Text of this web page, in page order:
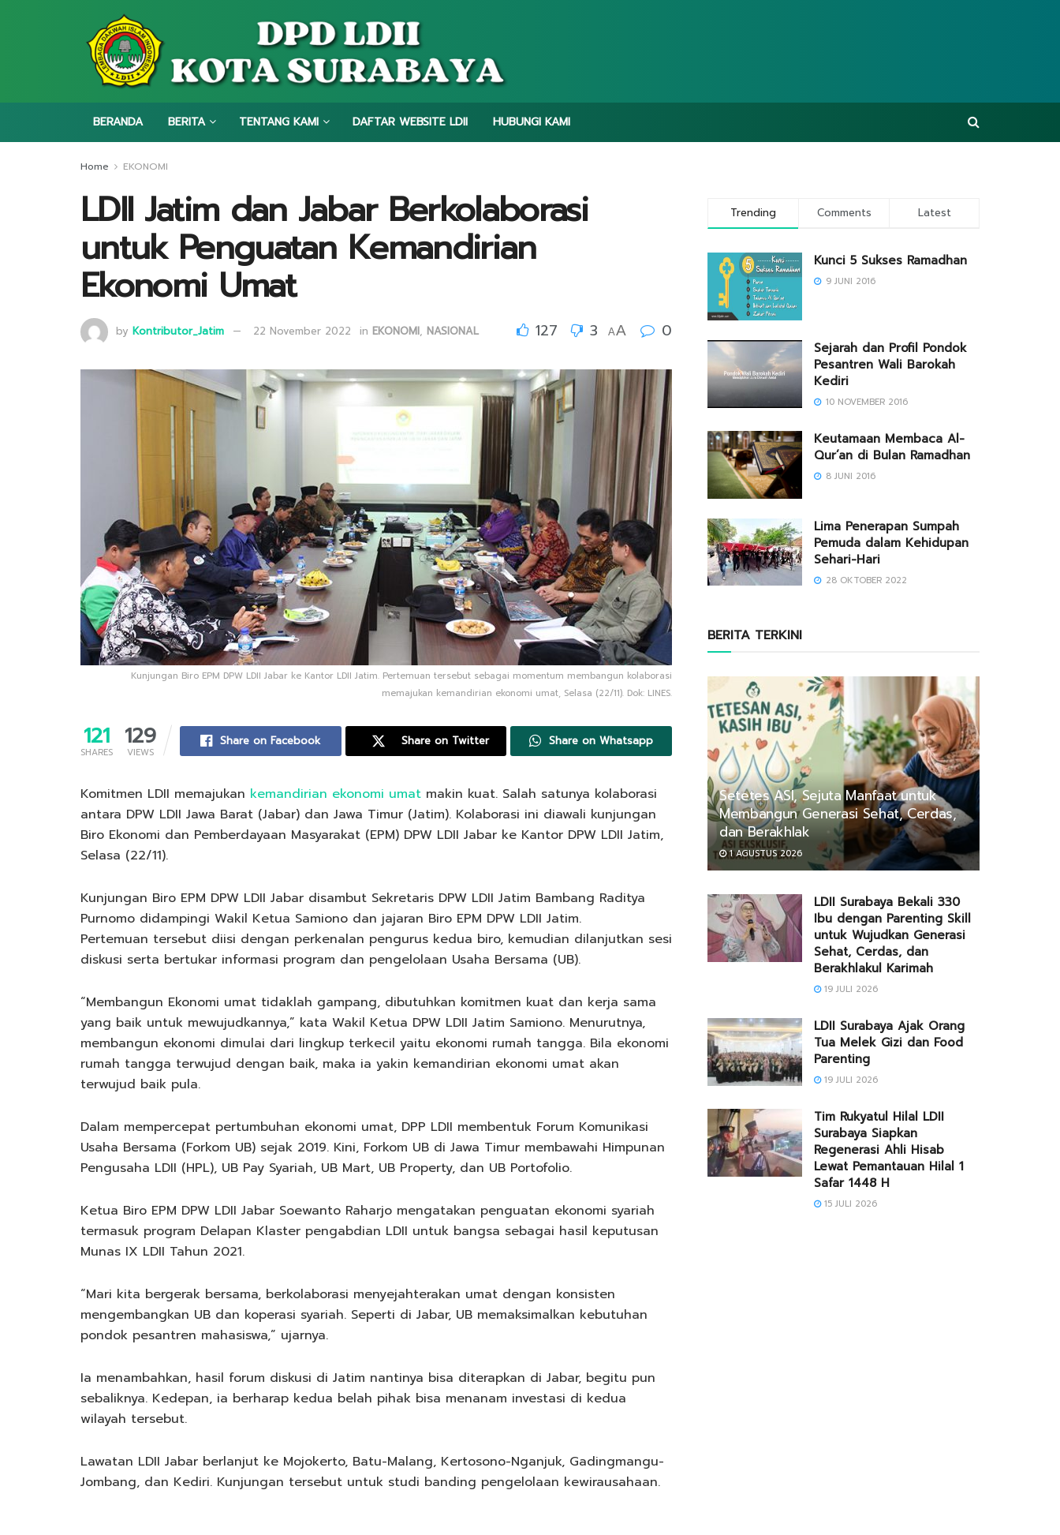
BERANDA BERITA TENTANG KAMI DAFTAR WEBSITE LDII HUBUNGI KAMI
Home EKONOMI
LDII Jatim dan Jabar Berkolaborasi
untuk Penguatan Kemandirian
Ekonomi Umat
by Kontributor_Jatim 22 November 2022 in EKONOMI, NASIONAL 127 3 AA 0
Kunjungan Biro EPM DPW LDII Jabar ke Kantor LDII Jatim. Pertemuan tersebut sebagai momentum membangun kolaborasi
memajukan kemandirian ekonomi umat, Selasa (22/11). Dok: LINES.
121
SHARES
129
VIEWS
Share on Facebook Share on Twitter Share on Whatsapp
Komitmen LDII memajukan kemandirian ekonomi umat makin kuat. Salah satunya kolaborasi
antara DPW LDII Jawa Barat (Jabar) dan Jawa Timur (Jatim). Kolaborasi ini diawali kunjungan
Biro Ekonomi dan Pemberdayaan Masyarakat (EPM) DPW LDII Jabar ke Kantor DPW LDII Jatim,
Selasa (22/11).
Kunjungan Biro EPM DPW LDII Jabar disambut Sekretaris DPW LDII Jatim Bambang Raditya
Purnomo didampingi Wakil Ketua Samiono dan jajaran Biro EPM DPW LDII Jatim.
Pertemuan tersebut diisi dengan perkenalan pengurus kedua biro, kemudian dilanjutkan sesi
diskusi serta bertukar informasi program dan pengelolaan Usaha Bersama (UB).
“Membangun Ekonomi umat tidaklah gampang, dibutuhkan komitmen kuat dan kerja sama
yang baik untuk mewujudkannya,” kata Wakil Ketua DPW LDII Jatim Samiono. Menurutnya,
membangun ekonomi dimulai dari lingkup terkecil yaitu ekonomi rumah tangga. Bila ekonomi
rumah tangga terwujud dengan baik, maka ia yakin kemandirian ekonomi umat akan
terwujud baik pula.
Dalam mempercepat pertumbuhan ekonomi umat, DPP LDII membentuk Forum Komunikasi
Usaha Bersama (Forkom UB) sejak 2019. Kini, Forkom UB di Jawa Timur membawahi Himpunan
Pengusaha LDII (HPL), UB Pay Syariah, UB Mart, UB Property, dan UB Portofolio.
Ketua Biro EPM DPW LDII Jabar Soewanto Raharjo mengatakan penguatan ekonomi syariah
termasuk program Delapan Klaster pengabdian LDII untuk bangsa sebagai hasil keputusan
Munas IX LDII Tahun 2021.
“Mari kita bergerak bersama, berkolaborasi menyejahterakan umat dengan konsisten
mengembangkan UB dan koperasi syariah. Seperti di Jabar, UB memaksimalkan kebutuhan
pondok pesantren mahasiswa,” ujarnya.
Ia menambahkan, hasil forum diskusi di Jatim nantinya bisa diterapkan di Jabar, begitu pun
sebaliknya. Kedepan, ia berharap kedua belah pihak bisa menanam investasi di kedua
wilayah tersebut.
Lawatan LDII Jabar berlanjut ke Mojokerto, Batu-Malang, Kertosono-Nganjuk, Gadingmangu-
Jombang, dan Kediri. Kunjungan tersebut untuk studi banding pengelolaan kewirausahaan.
Trending Comments Latest
Kunci 5 Sukses Ramadhan
9 JUNI 2016
Sejarah dan Profil Pondok
Pesantren Wali Barokah
Kediri
10 NOVEMBER 2016
Keutamaan Membaca Al-
Qur’an di Bulan Ramadhan
8 JUNI 2016
Lima Penerapan Sumpah
Pemuda dalam Kehidupan
Sehari-Hari
28 OKTOBER 2022
BERITA TERKINI
Setetes ASI, Sejuta Manfaat untuk
Membangun Generasi Sehat, Cerdas,
dan Berakhlak
1 AGUSTUS 2026
LDII Surabaya Bekali 330
Ibu dengan Parenting Skill
untuk Wujudkan Generasi
Sehat, Cerdas, dan
Berakhlakul Karimah
19 JULI 2026
LDII Surabaya Ajak Orang
Tua Melek Gizi dan Food
Parenting
19 JULI 2026
Tim Rukyatul Hilal LDII
Surabaya Siapkan
Regenerasi Ahli Hisab
Lewat Pemantauan Hilal 1
Safar 1448 H
15 JULI 2026